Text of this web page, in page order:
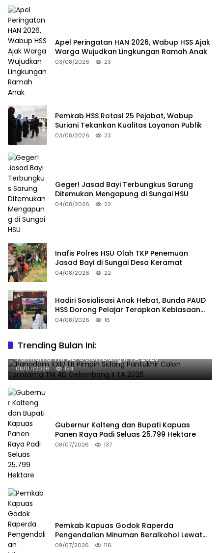
Apel Peringatan HAN 2026, Wabup HSS Ajak
Warga Wujudkan Lingkungan Ramah Anak
03/08/2026 23
Pemkab HSS Rotasi 25 Pejabat, Wabup
Suriani Tekankan Kualitas Layanan Publik
03/08/2026 23
Geger! Jasad Bayi Terbungkus Sarung
Ditemukan Mengapung di Sungai HSU
04/08/2026 22
Inafis Polres HSU Olah TKP Penemuan
Jasad Bayi di Sungai Desa Keramat
04/08/2026 22
Hadiri Sosialisasi Anak Hebat, Bunda PAUD
HSS Dorong Pelajar Terapkan Kebiasaan
Baik
04/08/2026 16
Trending Bulan Ini:
Pangdam XXII/TB Pimpin Sidang Pantukhir Calon
Tamtama TNI AD Gelombang II TA 2026
08/07/2026 154
Gubernur Kalteng dan Bupati Kapuas
Panen Raya Padi Seluas 25.799 Hektare
08/07/2026 137
Pemkab Kapuas Godok Raperda
Pengendalian Minuman Beralkohol Lewat
FGD
09/07/2026 116